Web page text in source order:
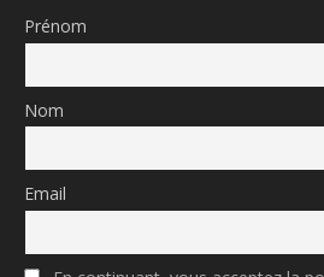
Prénom
Nom
Email